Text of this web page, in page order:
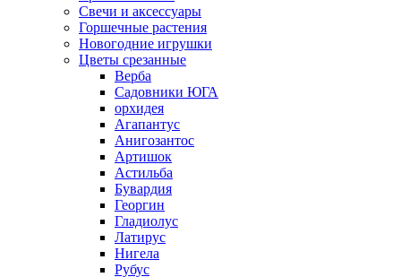
Свечи и аксессуары
Горшечные растения
Новогодние игрушки
Цветы срезанные
Верба
Садовники ЮГА
орхидея
Агапантус
Анигозантос
Артишок
Астильба
Бувардия
Георгин
Гладиолус
Латирус
Нигела
Рубус